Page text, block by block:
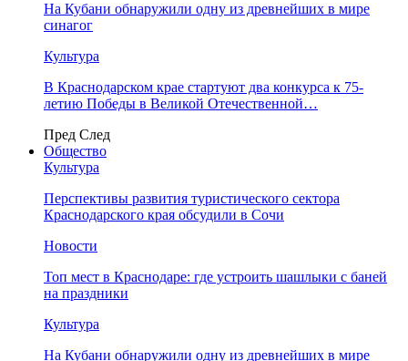
На Кубани обнаружили одну из древнейших в мире
синагог
Культура
В Краснодарском крае стартуют два конкурса к 75-
летию Победы в Великой Отечественной…
Пред След
Общество
Культура
Перспективы развития туристического сектора
Краснодарского края обсудили в Сочи
Новости
Топ мест в Краснодаре: где устроить шашлыки с баней
на праздники
Культура
На Кубани обнаружили одну из древнейших в мире